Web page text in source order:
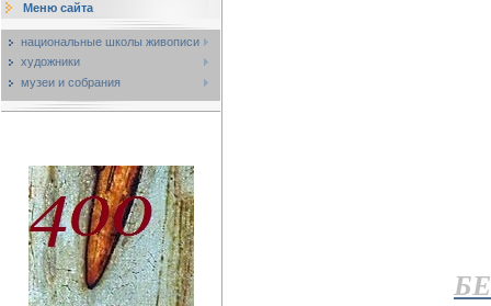
Меню сайта
национальные школы живописи
художники
музеи и собрания